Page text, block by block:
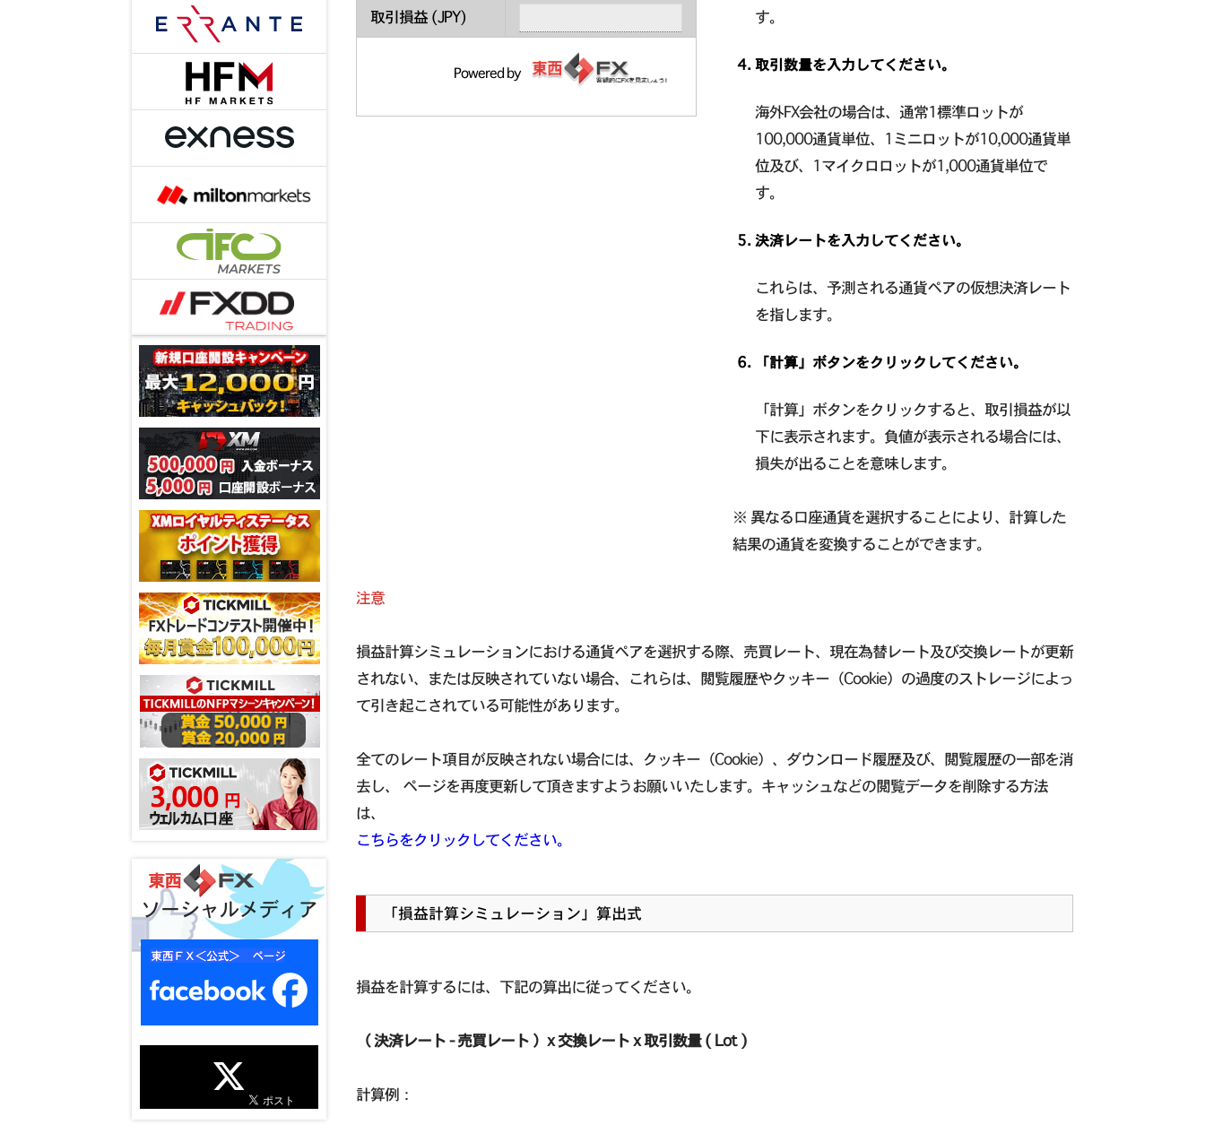
ソーシャルメディア
取引損益 (JPY)
Powered by
す。
取引数量を入力してください。
海外FX会社の場合は、通常1標準ロットが
100,000通貨単位、1ミニロットが10,000通貨単
位及び、1マイクロロットが1,000通貨単位で
す。
決済レートを入力してください。
これらは、予測される通貨ペアの仮想決済レート
を指します。
「計算」ボタンをクリックしてください。
「計算」ボタンをクリックすると、取引損益が以
下に表示されます。負値が表示される場合には、
損失が出ることを意味します。
※ 異なる口座通貨を選択することにより、計算した
結果の通貨を変換することができます。
注意
損益計算シミュレーションにおける通貨ペアを選択する際、売買レート、現在為替レート及び交換レートが更新
されない、または反映されていない場合、これらは、閲覧履歴やクッキー（Cookie）の過度のストレージによっ
て引き起こされている可能性があります。
全てのレート項目が反映されない場合には、クッキー（Cookie）、ダウンロード履歴及び、閲覧履歴の一部を消
去し、 ページを再度更新して頂きますようお願いいたします。キャッシュなどの閲覧データを削除する方法
は、
こちらをクリックしてください。
「損益計算シミュレーション」算出式
損益を計算するには、下記の算出に従ってください。
（ 決済レート - 売買レート ）x 交換レート x 取引数量 ( Lot )
計算例：